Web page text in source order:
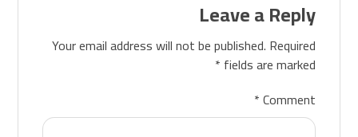
Leave a Reply
Your email address will not be published. Required
fields are marked
*
Comment
*